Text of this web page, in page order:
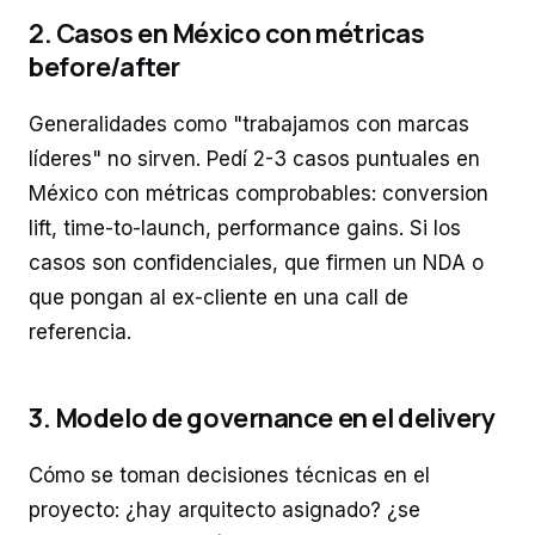
2. Casos en México con métricas
before/after
Generalidades como "trabajamos con marcas
líderes" no sirven. Pedí 2-3 casos puntuales en
México con métricas comprobables: conversion
lift, time-to-launch, performance gains. Si los
casos son confidenciales, que firmen un NDA o
que pongan al ex-cliente en una call de
referencia.
3. Modelo de governance en el delivery
Cómo se toman decisiones técnicas en el
proyecto: ¿hay arquitecto asignado? ¿se